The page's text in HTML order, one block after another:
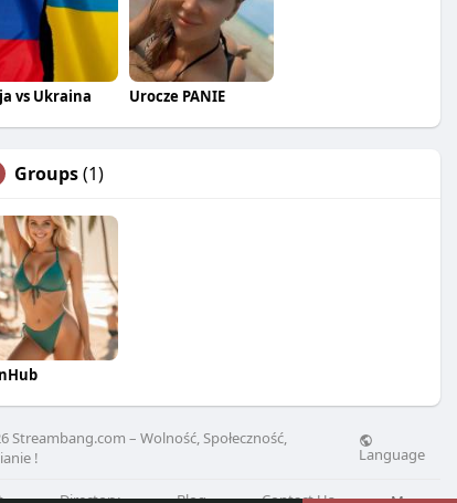
vs Ukraina Urocze PANIE
Groups(1)
Streambang.com – Wolność, Społeczność,
!
Language